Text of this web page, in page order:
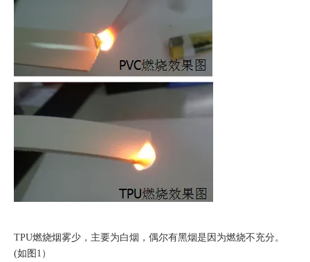
TPU燃烧烟雾少，主要为白烟，偶尔有黑烟是因为燃烧不充分。
(如图1）